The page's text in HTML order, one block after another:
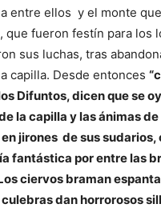
entre ellos y el monte
que fueron festín para los
sus luchas, tras
capilla. Desde entonces
Difuntos, dicen que se
la capilla y las ánimas
jirones de sus sudarios,
fantástica por entre las
ciervos braman
dan horrorosos